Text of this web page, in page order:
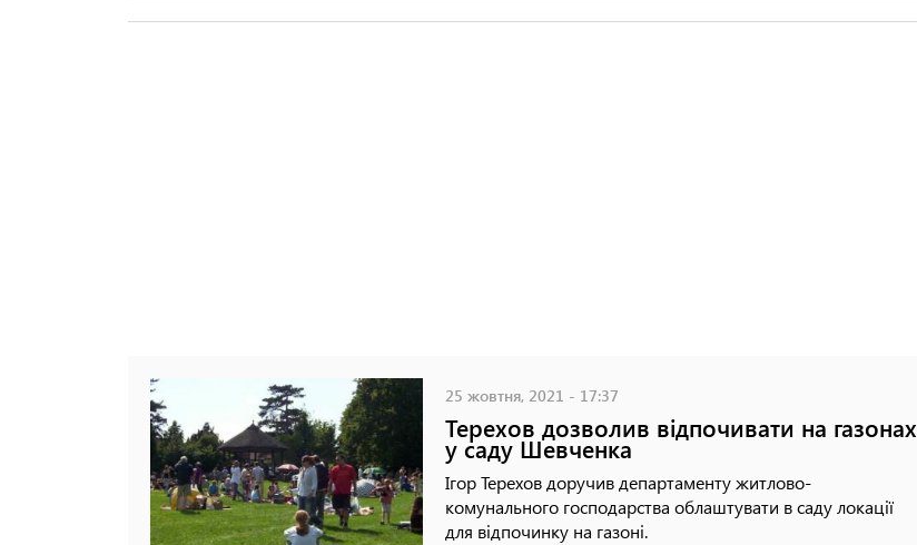
25 жовтня, 2021 - 17:37
Терехов дозволив відпочивати на газонах
у саду Шевченка
Ігор Терехов доручив департаменту житлово-
комунального господарства облаштувати в саду локації
для відпочинку на газоні.